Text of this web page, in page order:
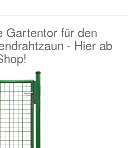
Gartentor für den
- Hier ab